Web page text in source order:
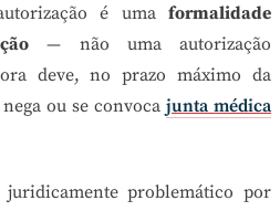
é uma formalidade
— não uma autorização
deve, no prazo máximo da
ou se convocajunta médica
problemático por